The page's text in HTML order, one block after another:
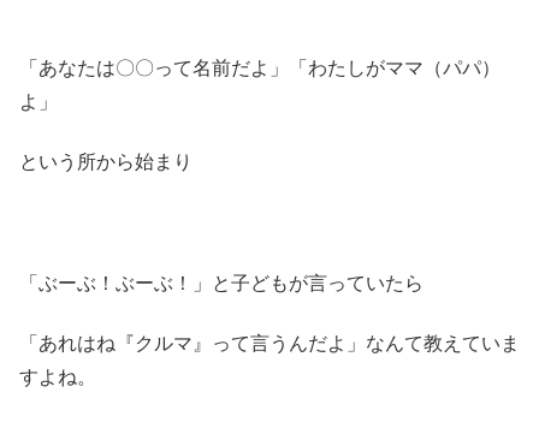
「あなたは〇〇って名前だよ」「わたしがママ（パパ）
よ」
という所から始まり
「ぶーぶ！ぶーぶ！」と子どもが言っていたら
「あれはね『クルマ』って言うんだよ」なんて教えていま
すよね。